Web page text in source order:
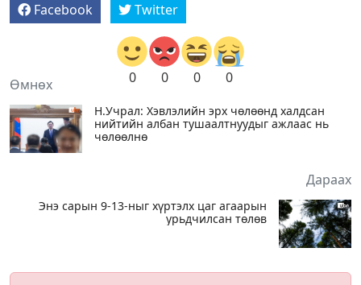
Facebook Twitter
0 0 0 0
Өмнөх
Н.Учрал: Хэвлэлийн эрх чөлөөнд халдсан
нийтийн албан тушаалтнуудыг ажлаас нь
чөлөөлнө
Дараах
Энэ сарын 9-13-ныг хүртэлх цаг агаарын
урьдчилсан төлөв